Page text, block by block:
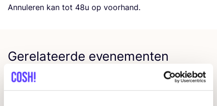
Annu­le­ren kan tot 48u op voorhand.
Gerelateerde evenementen